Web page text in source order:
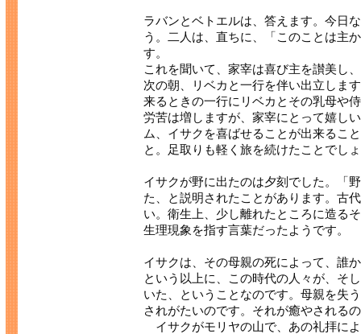
ラバンとベトエルは、答えます。今日
う。二人は、直ちに、「このことは主
す。
これを聞いて、家宰は喜び主を讃美し
次の朝、リベカと一行を伴い出立しま
来るときの一行にリベカとその乳母や
労苦は増しますが、家宰にとって嬉し
ム、イサクを喜ばせることが出来るこ
と。足取りも軽く旅を続けたことでし
イサクが野に出たのは夕刻でした。「
た、と説明されたことがあります。古
い。衛生上、少し離れたところに造る
生理現象を指す言葉だったようです。
イサクは、その母親の死によって、誰
という以上に、この時代の人々が、そ
いた、ということなのです。母親を失
されがたいのです。それが癒やされる
イサクがモリヤの山で、あの礼拝に